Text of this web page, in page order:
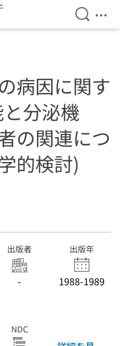
検索を
メ
病因に関す
分泌機
の関連につ
的検討)
出版者
-
出版年
1988-1989
NDC